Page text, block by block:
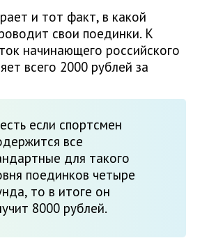
и тот факт, в какой
свои поединки. К
начинающего российского
всего 2000 рублей за
если спортсмен
все
для такого
поединков четыре
то в итоге он
8000 рублей.